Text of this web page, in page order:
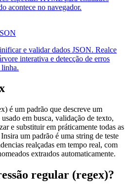
acontece no navegador.
e validar dados JSON. Realce
interativa e detecção de erros
linha.
é um padrão que descreve um
em busca, validação de texto,
e substituir em práticamente todas as
um padrão é uma string de teste
realçadas em tempo real, com
extraıdos automaticamente.
regular (regex)?